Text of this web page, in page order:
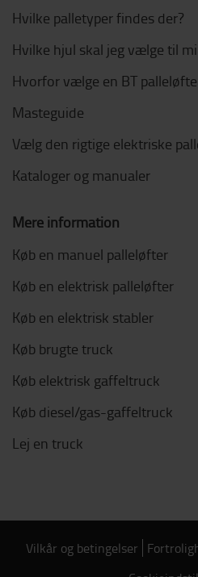
Hvilke palletyper findes der?
Hvilke hjul skal jeg vælge til
Hvorfor vælge en BT
Masteguide
Vælg den rigtige elektriske
Kataloger og manualer
Mere information
Køb en manuel palleløfter
Køb en elektrisk palleløfter
Køb en elektrisk stabler
Køb brugte truck
Køb elektrisk gaffeltruck
Køb diesel/gas-gaffeltruck
Lej en truck
Vilkår og betingelser